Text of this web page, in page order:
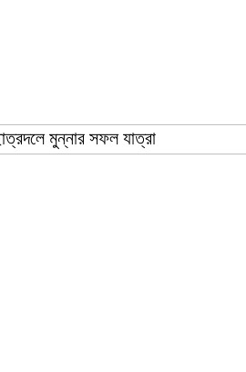
মুন্নার সফল যাত্রা